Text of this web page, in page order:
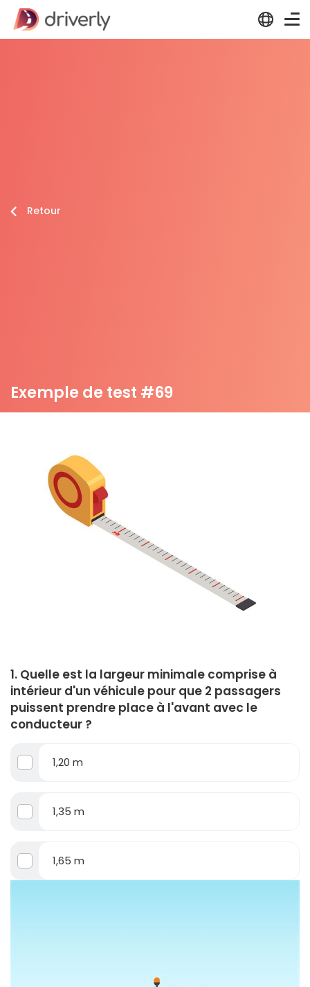
Retour
Exemple de test #69
1. Quelle est la largeur minimale comprise à
intérieur d'un véhicule pour que 2 passagers
puissent prendre place à l'avant avec le
conducteur ?
1,20 m
1,35 m
1,65 m